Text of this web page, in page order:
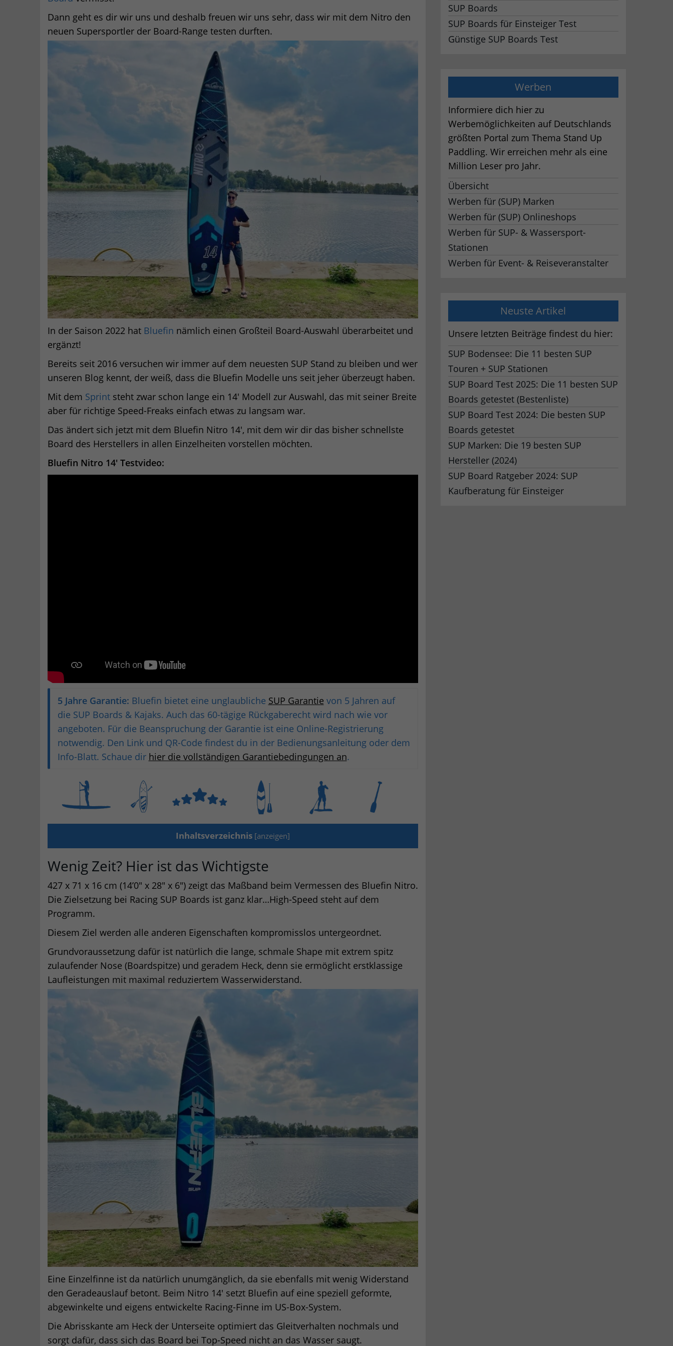
Dann geht es dir wir uns und deshalb freuen wir uns sehr, dass wir mit dem Nitro den
neuen Supersportler der Board-Range testen durften.
In der Saison 2022 hat Bluefin nämlich einen Großteil Board-Auswahl überarbeitet und
ergänzt!
Bereits seit 2016 versuchen wir immer auf dem neuesten SUP Stand zu bleiben und wer
unseren Blog kennt, der weiß, dass die Bluefin Modelle uns seit jeher überzeugt haben.
Mit dem Sprintsteht zwar schon lange ein 14′ Modell zur Auswahl, das mit seiner Breite
aber für richtige Speed-Freaks einfach etwas zu langsam war.
Das ändert sich jetzt mit dem Bluefin Nitro 14′, mit dem wir dir das bisher schnellste
Board des Herstellers in allen Einzelheiten vorstellen möchten.
Bluefin Nitro 14′ Testvideo:
5 Jahre Garantie: Bluefin bietet eine unglaubliche SUP Garantie von 5 Jahren auf
die SUP Boards & Kajaks. Auch das 60-tägige Rückgaberecht wird nach wie vor
angeboten. Für die Beanspruchung der Garantie ist eine Online-Registrierung
notwendig. Den Link und QR-Code findest du in der Bedienungsanleitung oder dem
Info-Blatt. Schaue dir hier die vollständigen Garantiebedingungen an.
Inhaltsverzeichnis [anzeigen]
Wenig Zeit? Hier ist das Wichtigste
427 x 71 x 16 cm (14’0″ x 28″ x 6″) zeigt das Maßband beim Vermessen des Bluefin Nitro.
Die Zielsetzung bei Racing SUP Boards ist ganz klar…High-Speed steht auf dem
Programm.
Diesem Ziel werden alle anderen Eigenschaften kompromisslos untergeordnet.
Grundvoraussetzung dafür ist natürlich die lange, schmale Shape mit extrem spitz
zulaufender Nose (Boardspitze) und geradem Heck, denn sie ermöglicht erstklassige
Laufleistungen mit maximal reduziertem Wasserwiderstand.
Eine Einzelfinne ist da natürlich unumgänglich, da sie ebenfalls mit wenig Widerstand
den Geradeauslauf betont. Beim Nitro 14′ setzt Bluefin auf eine speziell geformte,
abgewinkelte und eigens entwickelte Racing-Finne im US-Box-System.
Die Abrisskante am Heck der Unterseite optimiert das Gleitverhalten nochmals und
sorgt dafür, dass sich das Board bei Top-Speed nicht an das Wasser saugt.
SUP Boards
SUP Boards für Einsteiger Test
Günstige SUP Boards Test
Werben
Informiere dich hier zu
Werbemöglichkeiten auf Deutschlands
größten Portal zum Thema Stand Up
Paddling. Wir erreichen mehr als eine
Million Leser pro Jahr.
Übersicht
Werben für (SUP) Marken
Werben für (SUP) Onlineshops
Werben für SUP- & Wassersport-
Stationen
Werben für Event- & Reiseveranstalter
Neuste Artikel
Unsere letzten Beiträge findest du hier:
SUP Bodensee: Die 11 besten SUP
Touren + SUP Stationen
SUP Board Test 2025: Die 11 besten SUP
Boards getestet (Bestenliste)
SUP Board Test 2024: Die besten SUP
Boards getestet
SUP Marken: Die 19 besten SUP
Hersteller (2024)
SUP Board Ratgeber 2024: SUP
Kaufberatung für Einsteiger